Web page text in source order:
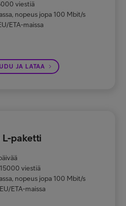
viestiä
nopeus jopa 100 Mbit/s
ETA-maissa
JA LATAA
paketti
viestiä
nopeus jopa 100 Mbit/s
ETA-maissa